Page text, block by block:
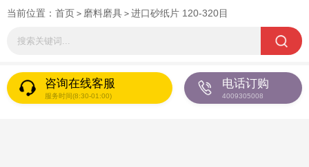
当前位置： 首页 > 磨料磨具 > 进口砂纸片 120-320目
咨询在线客服
服务时间(8:30-01:00)
电话订购
4009305008